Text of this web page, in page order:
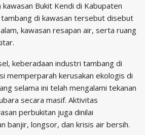
Bukit Kendi di Kabupaten
tambang di kawasan tersebut disebut
kawasan resapan air, serta ruang
keberadaan industri tambang di
memperparah kerusakan ekologis di
selama ini telah mengalami tekanan
secara masif. Aktivitas
perbukitan juga dinilai
banjir, longsor, dan krisis air bersih.